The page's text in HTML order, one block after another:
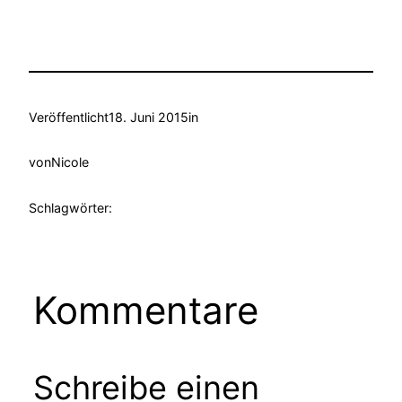
Veröffentlicht18. Juni 2015in
vonNicole
Schlagwörter:
Kommentare
Schreibe einen